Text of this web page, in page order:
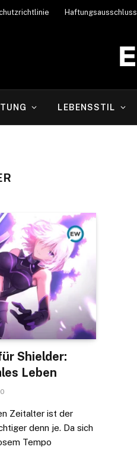
Haftungsausschluss
LEBENSSTIL
Shielder:
Leben
0
Zeitalter ist der
denn je. Da sich
Tempo